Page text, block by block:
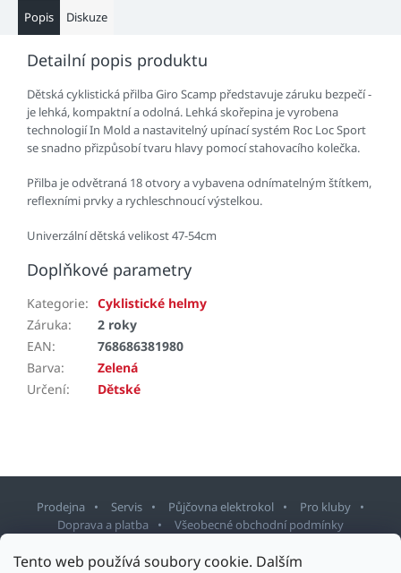
Tento web používá soubory cookie. Dalším
Popis Diskuze
Detailní popis produktu
Dětská cyklistická přilba Giro Scamp představuje záruku bezpečí -
je lehká, kompaktní a odolná. Lehká skořepina je vyrobena
technologií In Mold a nastavitelný upínací systém Roc Loc Sport
se snadno přizpůsobí tvaru hlavy pomocí stahovacího kolečka.
Přilba je odvětraná 18 otvory a vybavenaodnímatelným štítkem,
reflexními prvky a rychleschnoucí výstelkou.
Univerzální dětská velikost 47-54cm
Doplňkové parametry
Kategorie: Cyklistické helmy
Záruka:
2 roky
EAN:
768686381980
Barva:
Zelená
Určení: Dětské
Prodejna Servis Půjčovna elektrokol
Pro kluby
Doprava a platba
Všeobecné obchodní podmínky